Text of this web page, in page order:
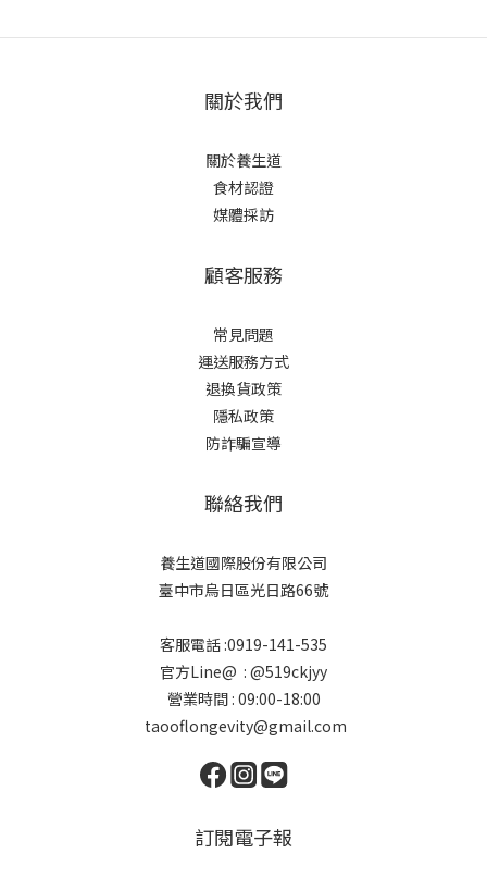
關於我們
關於養生道
食材認證
媒體採訪
顧客服務
常見問題
運送服務方式
退換貨政策
隱私政策
防詐騙宣導
聯絡我們
養生道國際股份有限公司
臺中市烏日區光日路66號
客服電話 :0919-141-535
官方Line@ : @519ckjyy
營業時間 : 09:00-18:00
taooflongevity@gmail.com
訂閱電子報